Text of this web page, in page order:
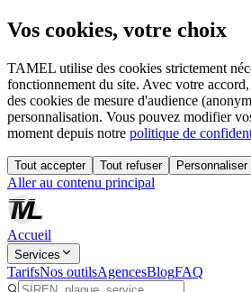
Vos cookies, votre choix
TAMEL utilise des cookies strictement
fonctionnement du site. Avec votre
des cookies de mesure d'audience
personnalisation. Vous pouvez modifier
moment depuis notre politique de
Tout accepter Tout refuser Personnaliser
Aller au contenu principal
Accueil
Services
TarifsNos outilsAgencesBlogFAQ